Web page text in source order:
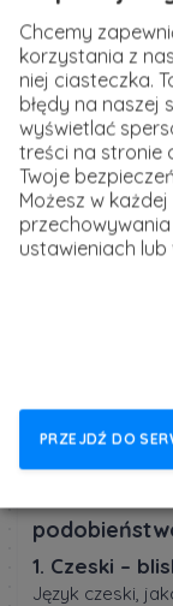
1. Czeski –
Język czeski,
Chcemy
korzystania z
niej ciasteczka.
błędy na naszej
wyświetlać
treści na stronie
Twoje
Możesz w
ustawieniach lub
PRZEJDŹ DO